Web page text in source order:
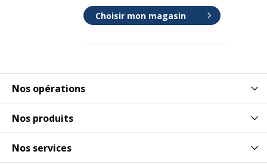
Nos opérations
Nos produits
Nos services
Choisir mon magasin